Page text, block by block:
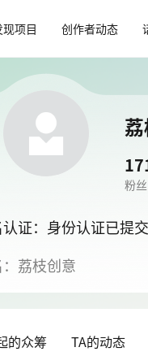
现项目 创作者动态
粉丝
证：身份认证已提交
荔枝创意
的众筹 TA的动态